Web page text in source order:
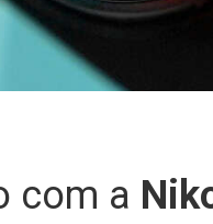
com a